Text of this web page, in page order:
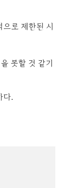
로 제한된 시
못할 것 같기
다.